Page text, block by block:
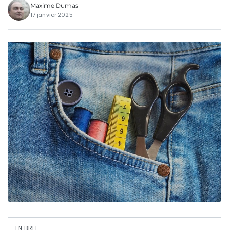
Maxime Dumas
17 janvier 2025
EN BREF